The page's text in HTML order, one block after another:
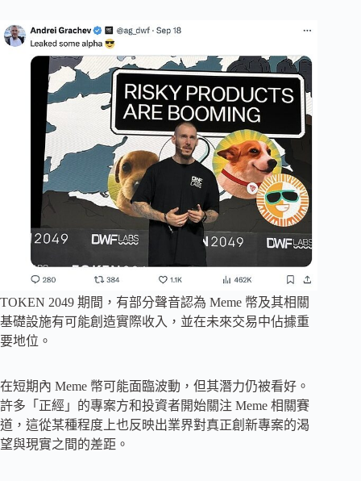
TOKEN 2049 期間，有部分聲音認為 Meme 幣及其相關
基礎設施有可能創造實際收入，並在未來交易中佔據重
要地位。
在短期內 Meme 幣可能面臨波動，但其潛力仍被看好。
許多「正經」的專案方和投資者開始關注 Meme 相關賽
道，這從某種程度上也反映出業界對真正創新專案的渴
望與現實之間的差距。